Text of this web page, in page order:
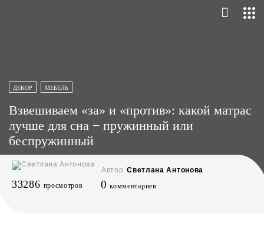
ДЕКОР МЕБЕЛЬ
Взвешиваем «за» и «против»: какой матрас
лучше для сна − пружинный или
беспружинный
Автор Светлана Антонова
33286 просмотров 0 комментариев